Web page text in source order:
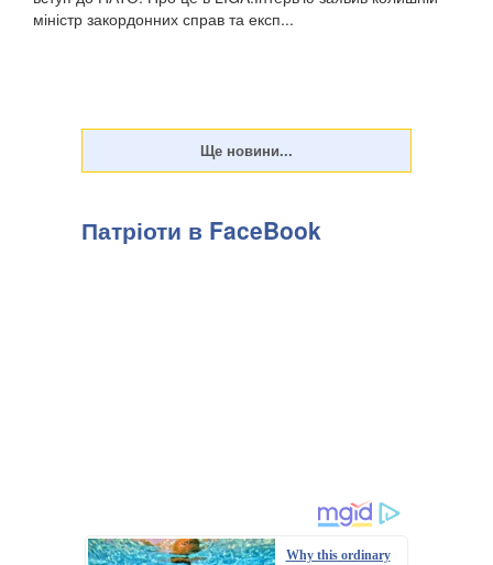
міністр закордонних справ та експ...
Патріоти в FaceBook
Why this ordinary